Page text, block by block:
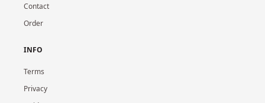
Contact
Order
INFO
Terms
Privacy